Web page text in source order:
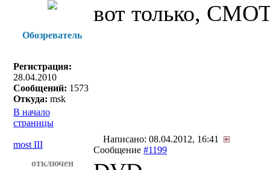
Обозреватель
Регистрация:
28.04.2010
Сообщений: 1573
Откуда: msk
вот только,
В начало
страницы
most III
Написано: 08.04.2012, 16:41
Сообщение #1199
отключен